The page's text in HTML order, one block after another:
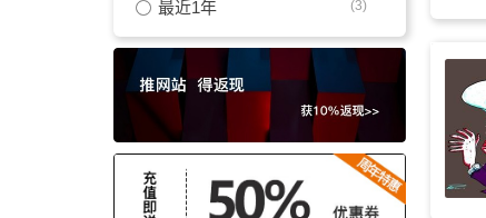
优雅 (2)
活力 (2)
推广 (2)
钢琴
最近1年 (3)